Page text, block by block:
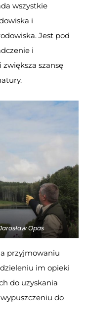
wszystkie
i
Jest pod
i
szansę
Opas
przyjmowaniu
im opieki
do uzyskania
do